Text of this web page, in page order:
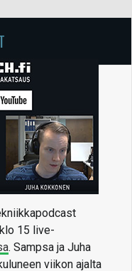
15 live-
. Sampsa ja Juha
viikon ajalta